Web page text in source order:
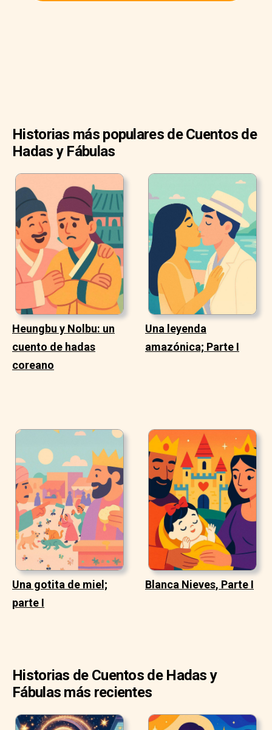
Historias más populares de Cuentos de
Hadas y Fábulas
Heungbu y Nolbu: un
cuento de hadas
coreano
Una leyenda
amazónica; Parte I
Una gotita de miel;
parte I
Blanca Nieves, Parte I
Historias de Cuentos de Hadas y
Fábulas más recientes